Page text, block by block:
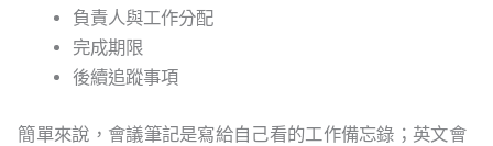
負責人與工作分配
完成期限
後續追蹤事項
簡單來說，會議筆記是寫給自己看的工作備忘錄；英文會